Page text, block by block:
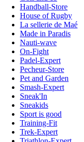
Handball-Store
House of Rugby
La sellerie de Maé
Made in Paradis
Nauti-wave
On-Fight
Padel-Expert
Pecheur-Store
Pet and Garden
Smash-Expert
Sneak'In
Sneakids
Sport is good
Training-Fit
Trek-Expert